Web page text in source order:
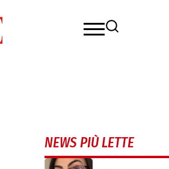
NEWS PIÙ LETTE